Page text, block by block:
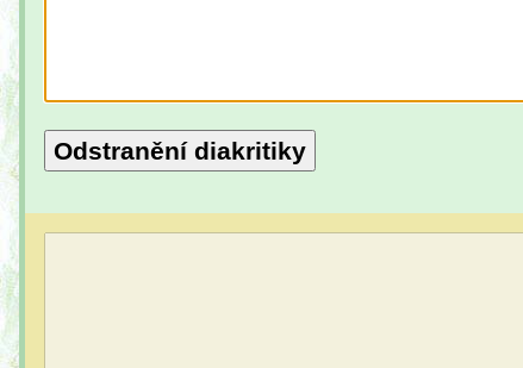
Odstranění diakritiky